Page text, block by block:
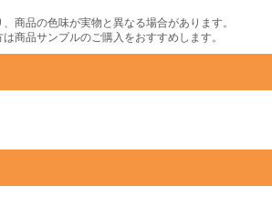
商品の色味が実物と異なる場合があります。
商品サンプルのご購入をおすすめします。